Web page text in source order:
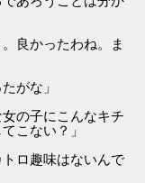
良かったわね。ま
がな」
の子にこんなキチ
こない？」
ロ趣味はないんで